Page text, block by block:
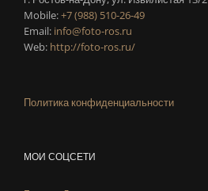
Mobile:+7 (988) 510-26-49
Email: info@foto-ros.ru
Web: http://foto-ros.ru/
Политика конфиденциальности
МОИ СОЦСЕТИ